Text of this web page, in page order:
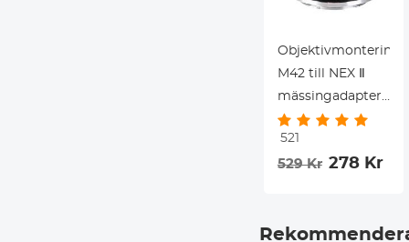
M42 till NEX Ⅱ
mässingadapter,
kompatibel med
M42
521
529 Kr 278 Kr